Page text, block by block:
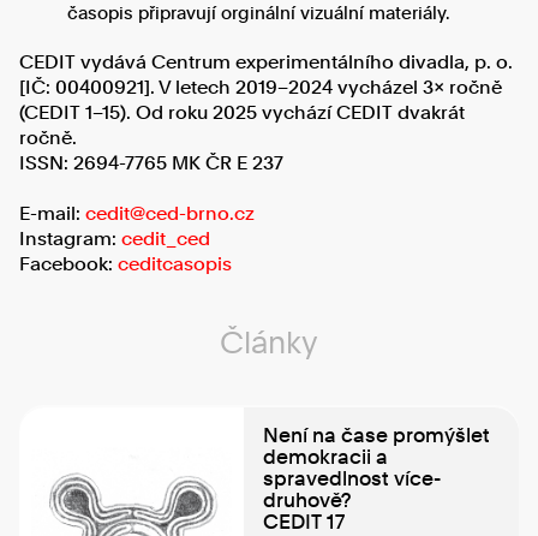
časopis připravují orginální vizuální materiály.
CEDIT vydává Centrum experimentálního divadla, p. o.
[IČ: 00400921]. V letech 2019–2024 vycházel 3× ročně
(CEDIT 1–15). Od roku 2025 vychází CEDIT dvakrát
ročně.
ISSN: 2694-7765 MK ČR E 237
E-mail:cedit@ced-brno.cz
Instagram:cedit_ced
Facebook:ceditcasopis
Články
Není na čase promýšlet
demokracii a
spravedlnost více-
druhově?
CEDIT 17